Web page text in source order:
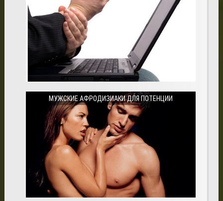
МУЖСКИЕ АФРОДИЗИАКИ ДЛЯ ПОТЕНЦИИ